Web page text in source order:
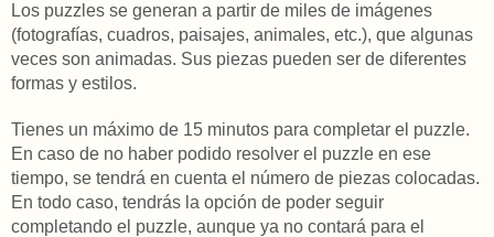
Los puzzles se generan a partir de miles de imágenes
(fotografías, cuadros, paisajes, animales, etc.), que algunas
veces son animadas. Sus piezas pueden ser de diferentes
formas y estilos.
Tienes un máximo de 15 minutos para completar el puzzle.
En caso de no haber podido resolver el puzzle en ese
tiempo, se tendrá en cuenta el número de piezas colocadas.
En todo caso, tendrás la opción de poder seguir
completando el puzzle, aunque ya no contará para el